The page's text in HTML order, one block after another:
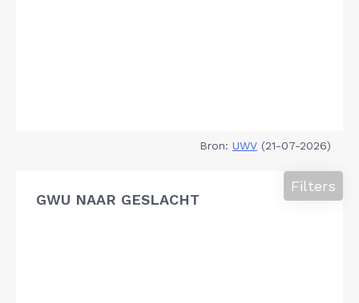
Bron: UWV (21-07-2026)
GWU NAAR GESLACHT
Filters